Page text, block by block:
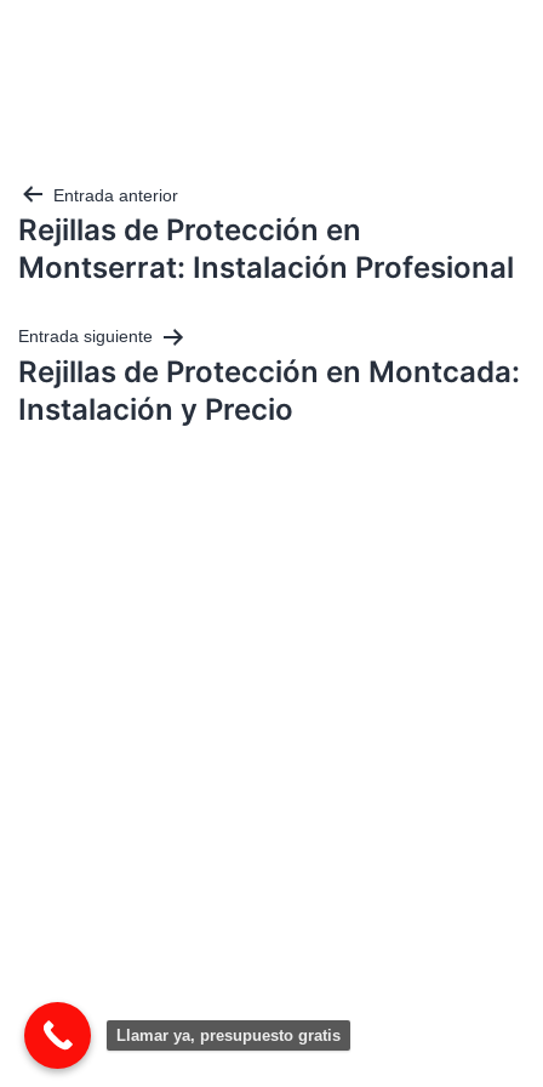
Entrada anterior
Rejillas de Protección en
Montserrat: Instalación Profesional
Entrada siguiente
Rejillas de Protección en Montcada:
Instalación y Precio
Llamar ya, presupuesto gratis